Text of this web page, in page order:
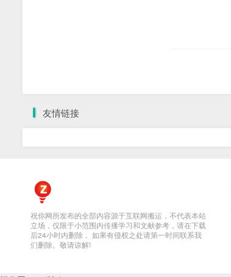
友情链接
祝你网所发布的全部内容源于互联网搬运，不代表本站
立场，仅限于小范围内传播学习和文献参考，请在下载
后24小时内删除， 如果有侵权之处请第一时间联系我
们删除。敬请谅解!